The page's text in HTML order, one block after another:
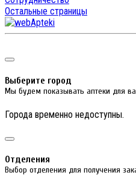
Остальные страницы
Выберите город
Мы будем показывать аптеки для
Города временно недоступны.
Отделения
Выбор отделения для получения